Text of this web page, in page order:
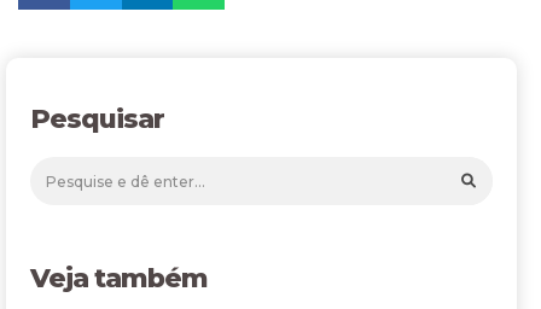
Pesquisar
Veja também